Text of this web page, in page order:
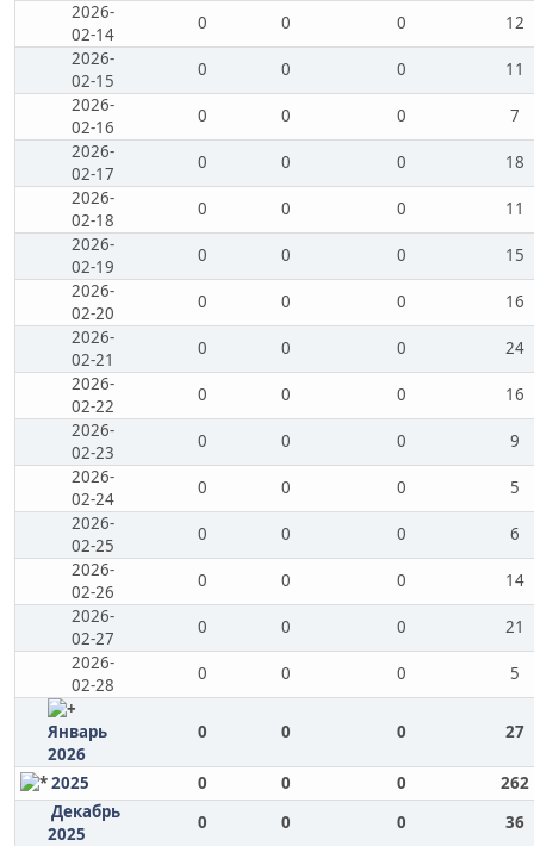
2026-
02-14
0 0 0
12
2026-
02-15
0 0 0
11
2026-
02-16
0 0 0
7
2026-
02-17
0 0 0
18
2026-
02-18
0 0 0
11
2026-
02-19
0 0 0
15
2026-
02-20
0 0 0
16
2026-
02-21
0 0 0
24
2026-
02-22
0 0 0
16
2026-
02-23
0 0 0
9
2026-
02-24
0 0 0
5
2026-
02-25
0 0 0
6
2026-
02-26
0 0 0
14
2026-
02-27
0 0 0
21
2026-
02-28
0 0 0 5
Январь
2026
0 0 0 27
2025 0 0 0
262
Декабрь
2025
0 0 0
36